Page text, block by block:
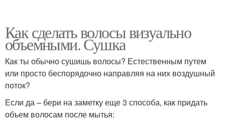
Как сделать волосы визуально
объемными. Сушка
Как ты обычно сушишь волосы? Естественным путем
или просто беспорядочно направляя на них воздушный
поток?
Если да – бери на заметку еще 3 способа, как придать
объем волосам после мытья: